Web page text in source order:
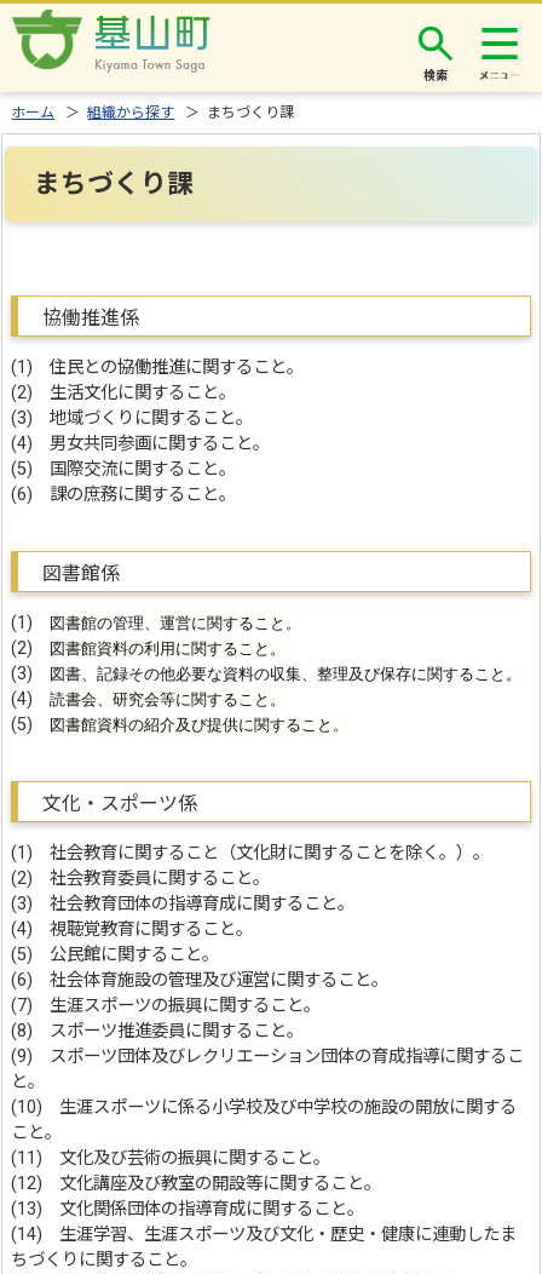
検索
ホーム ＞組織から探す ＞ まちづくり課
まちづくり課
協働推進係
(1) 住民との協働推進に関すること。
(2) 生活文化に関すること。
(3) 地域づくりに関すること。
(4) 男女共同参画に関すること。
(5) 国際交流に関すること。
(6) 課の庶務に関すること。
図書館係
(1) 図書館の管理、運営に関すること。
(2) 図書館資料の利用に関すること。
(3) 図書、記録その他必要な資料の収集、整理及び保存に関すること。
(4) 読書会、研究会等に関すること。
(5) 図書館資料の紹介及び提供に関すること。
文化・スポーツ係
(1) 社会教育に関すること（文化財に関することを除く。）。
(2) 社会教育委員に関すること。
(3) 社会教育団体の指導育成に関すること。
(4) 視聴覚教育に関すること。
(5) 公民館に関すること。
(6) 社会体育施設の管理及び運営に関すること。
(7) 生涯スポーツの振興に関すること。
(8) スポーツ推進委員に関すること。
(9) スポーツ団体及びレクリエーション団体の育成指導に関するこ
と。
(10) 生涯スポーツに係る小学校及び中学校の施設の開放に関する
こと。
(11) 文化及び芸術の振興に関すること。
(12) 文化講座及び教室の開設等に関すること。
(13) 文化関係団体の指導育成に関すること。
(14) 生涯学習、生涯スポーツ及び文化・歴史・健康に連動したま
ちづくりに関すること。